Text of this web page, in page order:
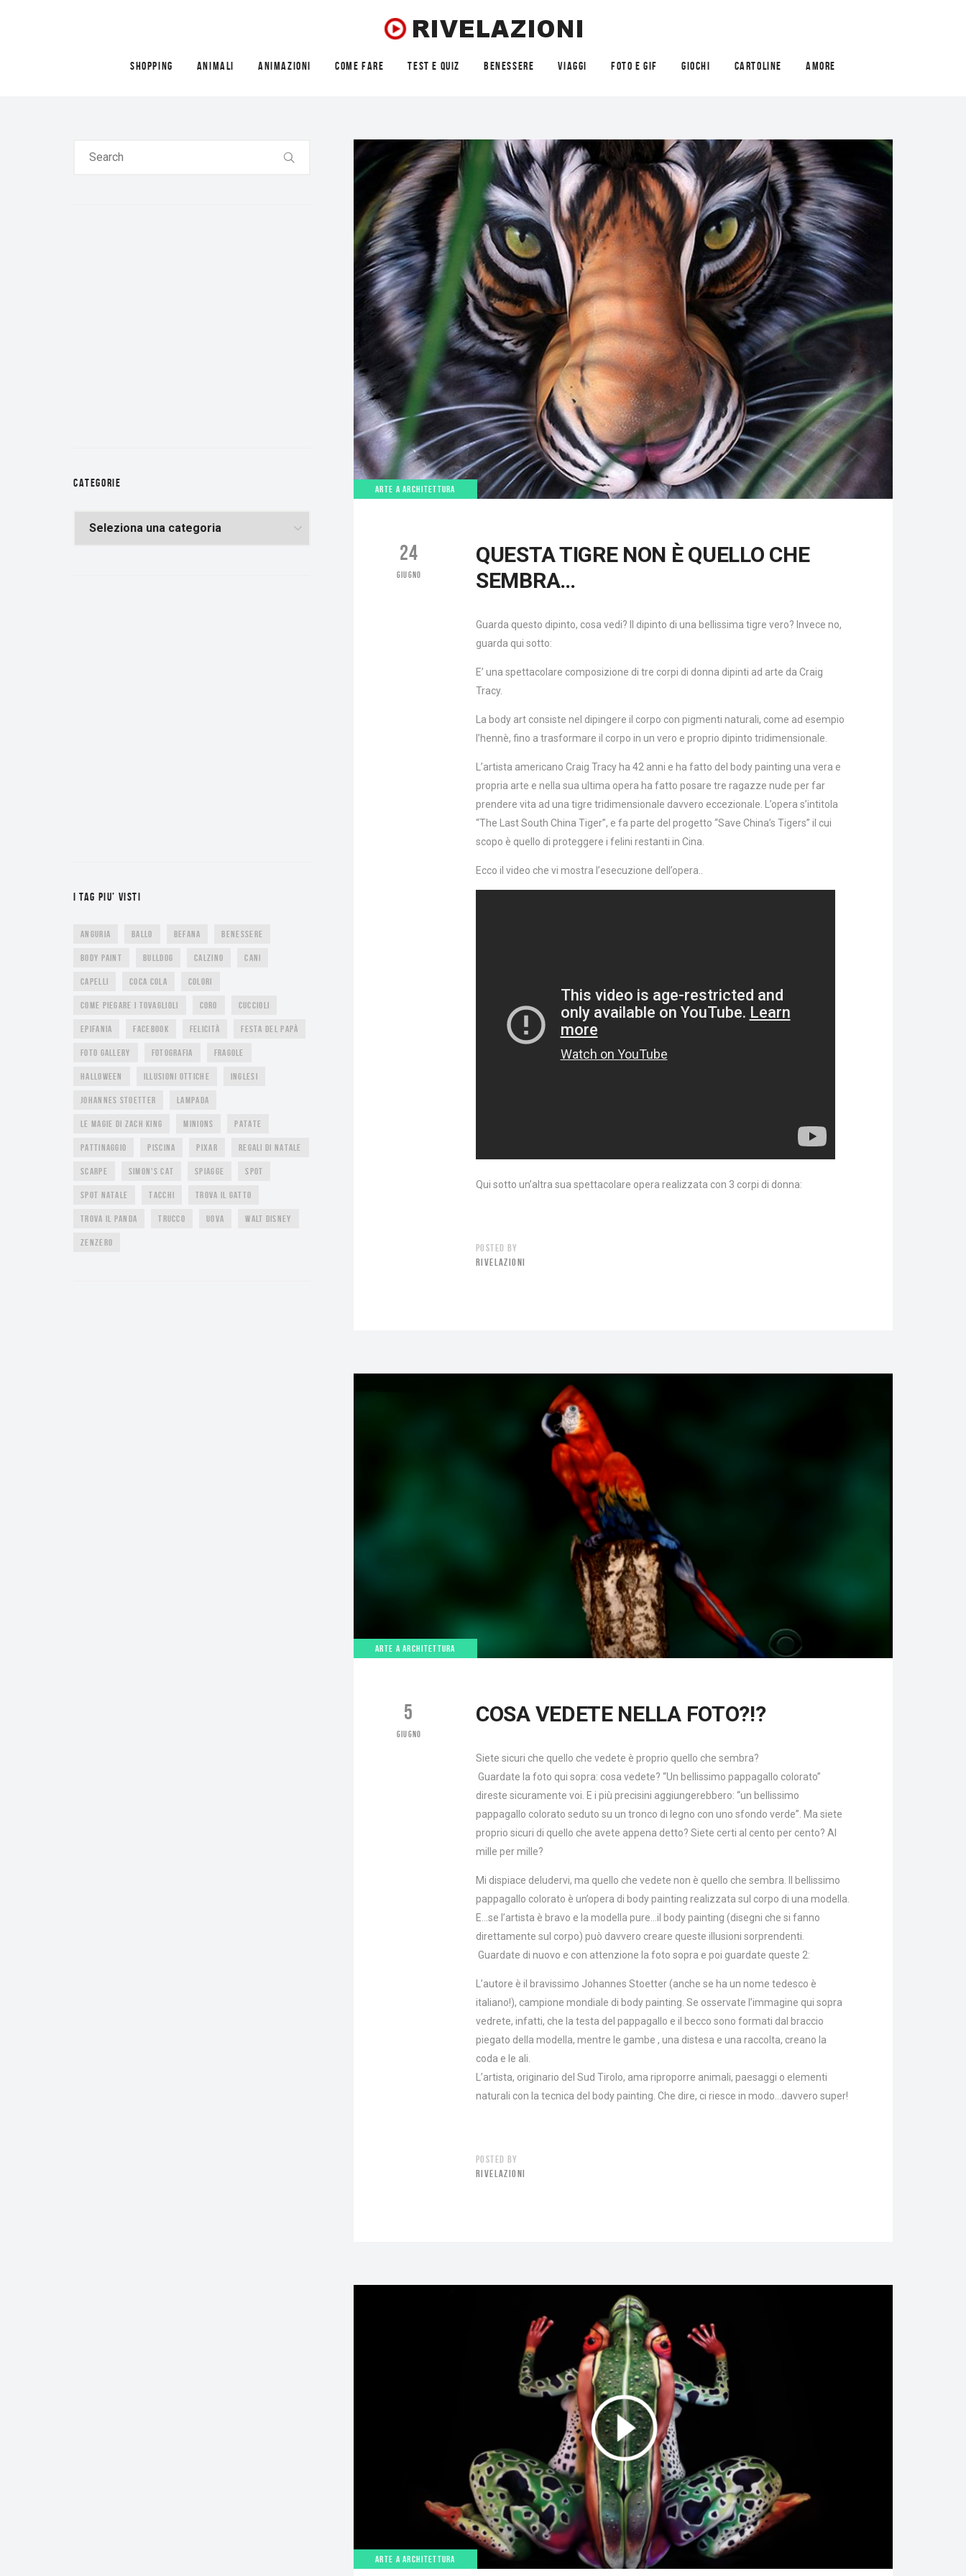
SHOPPING ANIMALI ANIMAZIONI COME FARE TEST E QUIZ BENESSERE VIAGGI FOTO E GIF GIOCHI CARTOLINE AMORE
ARTE A ARCHITETTURA
24
GIUGNO
QUESTA TIGRE NON È QUELLO CHE
SEMBRA…
Guarda questo dipinto, cosa vedi? Il dipinto di una bellissima tigre vero? Invece no,
guarda qui sotto:
E’ una spettacolare composizione di tre corpi di donna dipinti ad arte da Craig
Tracy.
La body art consiste nel dipingere il corpo con pigmenti naturali, come ad esempio
l’hennè, fino a trasformare il corpo in un vero e proprio dipinto tridimensionale.
L’artista americano Craig Tracy ha 42 anni e ha fatto del body painting una vera e
propria arte e nella sua ultima opera ha fatto posare tre ragazze nude per far
prendere vita ad una tigre tridimensionale davvero eccezionale. L’opera s’intitola
“The Last South China Tiger”, e fa parte del progetto “Save China’s Tigers” il cui
scopo è quello di proteggere i felini restanti in Cina.
Ecco il video che vi mostra l’esecuzione dell’opera..
Qui sotto un’altra sua spettacolare opera realizzata con 3 corpi di donna:
POSTED BY
RIVELAZIONI
ARTE A ARCHITETTURA
5
GIUGNO
COSA VEDETE NELLA FOTO?!?
Siete sicuri che quello che vedete è proprio quello che sembra?
Guardate la foto qui sopra: cosa vedete? “Un bellissimo pappagallo colorato”
direste sicuramente voi. E i più precisini aggiungerebbero: “un bellissimo
pappagallo colorato seduto su un tronco di legno con uno sfondo verde”. Ma siete
proprio sicuri di quello che avete appena detto? Siete certi al cento per cento? Al
mille per mille?
Mi dispiace deludervi, ma quello che vedete non è quello che sembra. Il bellissimo
pappagallo colorato è un’opera di body painting realizzata sul corpo di una modella.
E…se l’artista è bravo e la modella pure…il body painting (disegni che si fanno
direttamente sul corpo) può davvero creare queste illusioni sorprendenti.
Guardate di nuovo e con attenzione la foto sopra e poi guardate queste 2:
L’autore è il bravissimo Johannes Stoetter (anche se ha un nome tedesco è
italiano!), campione mondiale di body painting. Se osservate l’immagine qui sopra
vedrete, infatti, che la testa del pappagallo e il becco sono formati dal braccio
piegato della modella, mentre le gambe , una distesa e una raccolta, creano la
coda e le ali.
L’artista, originario del Sud Tirolo, ama riproporre animali, paesaggi o elementi
naturali con la tecnica del body painting. Che dire, ci riesce in modo…davvero super!
POSTED BY
RIVELAZIONI
ARTE A ARCHITETTURA
CATEGORIE
I TAG PIU’ VISTI
ANGURIA BALLO BEFANA BENESSERE
BODY PAINT BULLDOG CALZINO CANI
CAPELLI COCA COLA COLORI
COME PIEGARE I TOVAGLIOLI CORO CUCCIOLI
EPIFANIA FACEBOOK FELICITÀ FESTA DEL PAPÀ
FOTO GALLERY FOTOGRAFIA FRAGOLE
HALLOWEEN ILLUSIONI OTTICHE INGLESI
JOHANNES STOETTER LAMPADA
LE MAGIE DI ZACH KING MINIONS PATATE
PATTINAGGIO PISCINA PIXAR REGALI DI NATALE
SCARPE SIMON'S CAT SPIAGGE SPOT
SPOT NATALE TACCHI TROVA IL GATTO
TROVA IL PANDA TRUCCO UOVA WALT DISNEY
ZENZERO